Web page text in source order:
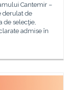
Cantemir –
derulat de
de selecţie,
admise în